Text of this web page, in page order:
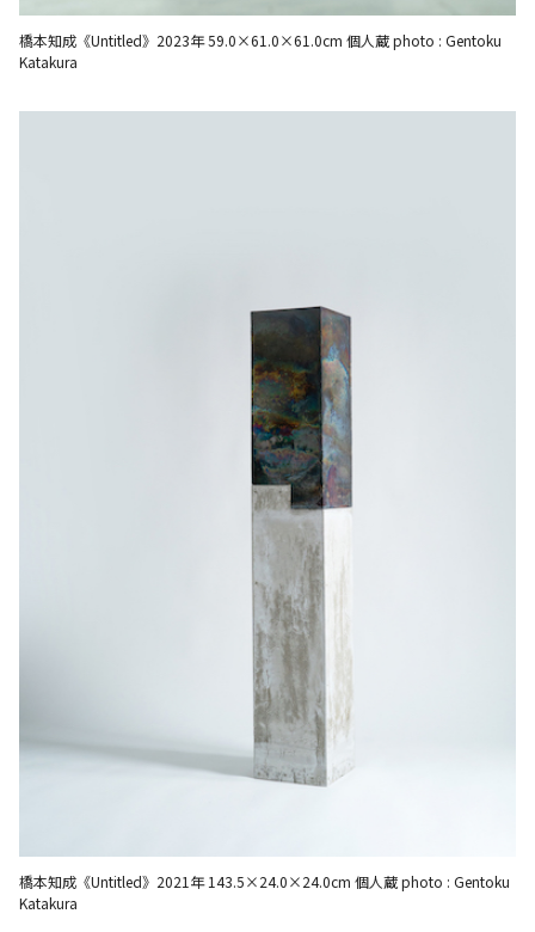
橋本知成《Untitled》2023年 59.0×61.0×61.0cm 個人蔵 photo : Gentoku
Katakura
橋本知成《Untitled》2021年 143.5×24.0×24.0cm 個人蔵 photo : Gentoku
Katakura